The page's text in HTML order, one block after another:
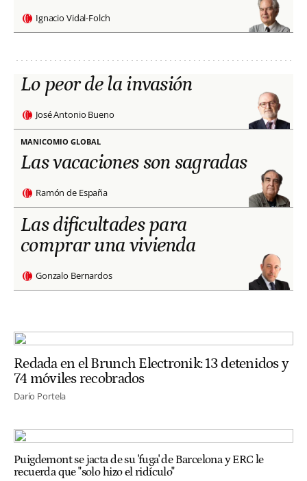
Ignacio Vidal-Folch
Lo peor de la invasión
José Antonio Bueno
MANICOMIO GLOBAL
Las vacaciones son sagradas
Ramón de España
Las dificultades para
comprar una vivienda
Gonzalo Bernardos
Redada en el Brunch Electronik: 13 detenidos y
74 móviles recobrados
Darío Portela
Puigdemont se jacta de su 'fuga' de Barcelona y ERC le
recuerda que "solo hizo el ridículo"